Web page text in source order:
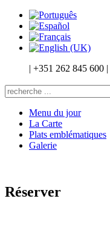
| +351 262 845 600 |
Menu du jour
La Carte
Plats emblématiques
Galerie
Réserver